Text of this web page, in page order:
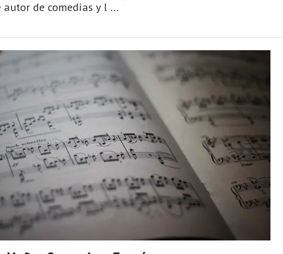
de comedias y l ...